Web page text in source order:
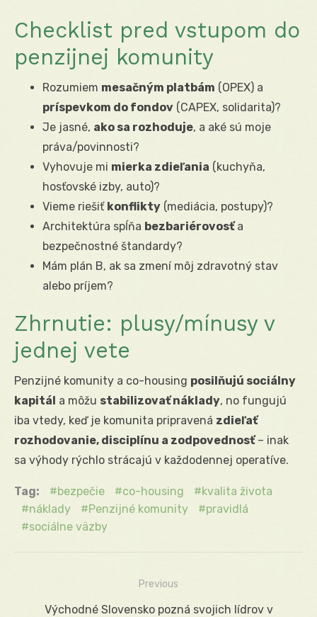
Checklist pred vstupom do
penzijnej komunity
Rozumiem mesačným platbám (OPEX) a
príspevkom do fondov (CAPEX, solidarita)?
Je jasné, ako sa rozhoduje, a aké sú moje
práva/povinnosti?
Vyhovuje mi mierka zdieľania (kuchyňa,
hosťovské izby, auto)?
Vieme riešiť konflikty (mediácia, postupy)?
Architektúra spĺňa bezbariérovosťa
bezpečnostné štandardy?
Mám plán B, ak sa zmení môj zdravotný stav
alebo príjem?
Zhrnutie: plusy/mínusy v
jednej vete
Penzijné komunity a co-housing posilňujú sociálny
kapitál a môžu stabilizovať náklady, no fungujú
iba vtedy, keď je komunita pripravená zdieľať
rozhodovanie, disciplínu a zodpovednosť– inak
sa výhody rýchlo strácajú v každodennej operatíve.
Tag: bezpečie co-housing
kvalita života
náklady
Penzijné komunity
pravidlá
sociálne väzby
Navigácia
Previous
Previous
Východné Slovensko pozná svojich lídrov v